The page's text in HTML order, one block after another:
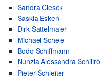
Sandra Ciesek
Saskia Esken
Dirk Sattelmaier
Michael Schele
Bodo Schiffmann
Nunzia Alessandra Schilirò
Pieter Schleiter